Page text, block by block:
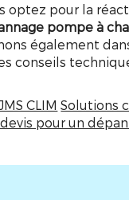
optez pour la
pompe à
également
conseils
CLIM Solutions
pour un